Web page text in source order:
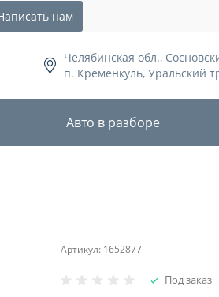
нам
Челябинская обл.,
п. Кременкуль, Уральский
Авто в разборе
Артикул: 1652877
Под заказ